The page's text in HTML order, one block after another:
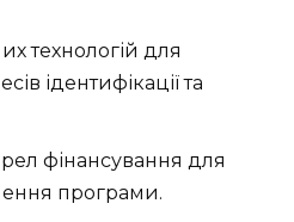
технологій для
ідентифікації та
фінансування для
програми.